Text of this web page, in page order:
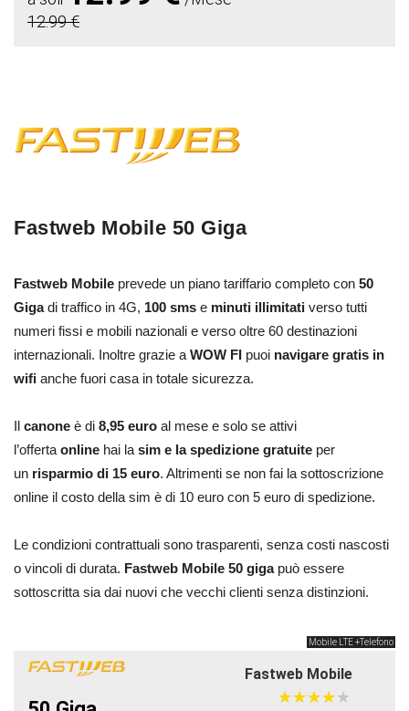
12.99 €
Fastweb Mobile 50 Giga
Fastweb Mobile prevede un piano tariffario completo con 50
Gigadi traffico in 4G, 100 sms e minuti illimitati verso tutti
numeri fissi e mobili nazionali e verso oltre 60 destinazioni
internazionali. Inoltre grazie a WOW FI puoi navigare gratis in
wifi anche fuori casa in totale sicurezza.
Il canone è di 8,95 euro al mese e solo se attivi
l’offerta online hai la sim e la spedizione gratuite per
un risparmio di 15 euro. Altrimenti se non fai la sottoscrizione
online il costo della sim è di 10 euro con 5 euro di spedizione.
Le condizioni contrattuali sono trasparenti, senza costi nascosti
o vincoli di durata. Fastweb Mobile 50 gigapuò essere
sottoscritta sia dai nuovi che vecchi clienti senza distinzioni.
Mobile LTE +Telefono
Fastweb Mobile
★★★★★
★★★★★